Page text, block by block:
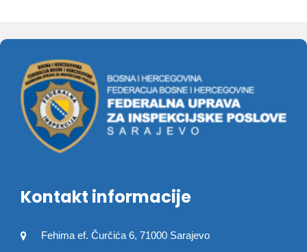
Kontakt informacije
Fehima ef. Čurčića 6, 71000 Sarajevo